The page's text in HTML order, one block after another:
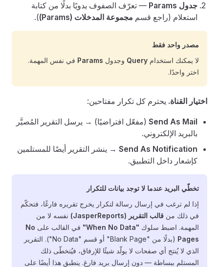
جدول Params
— تعرّف الصفوف يدويًا بدلًا من كتابة
استعلام (راجع قسم مجموعة المدخلات (Params) ).
مصدر واحد فقط
لا يمكنك استخدام Query وجدول Params في نفس المهمة.
اختر واحدًا.
اختيار القناة. يحترم كل تكرار مفتاحين:
Send As Mail (مفعّل افتراضيًا) → يرسل التقرير المُصيَّر
بالبريد الإلكتروني.
Send As Notification → ينشر التقرير أيضًا للمستلمين
كإشعار داخل التطبيق.
تخطّي البريد عندما لا توجد بيانات للتكرار
إذا لم ترغب في إرسال رسالة لتكرار يخرج تقريره فارغًا، فتحكّم
في ذلك من قالب التقرير (JasperReports)
نفسه لا من
المهمة. اضبط سلوك "When No Data" في القالب على No
Pages
(بدلًا من "Blank Page" أو قسم "No Data"). التقرير
الذي لا يُنتج أي صفحات لا يولّد شيئًا للإرفاق، فيُتخطّى ذلك
المستلم ببساطة — دون إرسال بريد فارغ. ينطبق هذا أيضًا على